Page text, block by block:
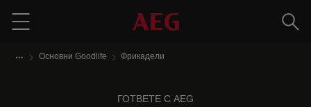
Menu
Основни Goodlife Фрикадели
ГОТВЕТЕ С AEG